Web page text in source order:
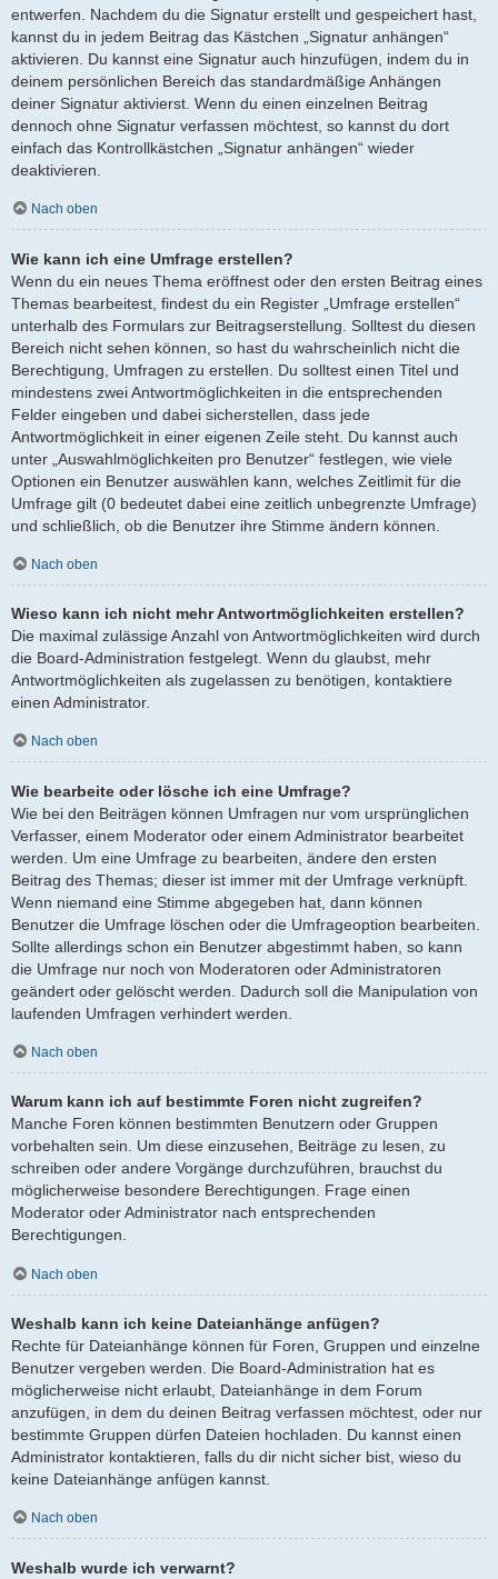
entwerfen. Nachdem du die Signatur erstellt und gespeichert hast,
kannst du in jedem Beitrag das Kästchen „Signatur anhängen“
aktivieren. Du kannst eine Signatur auch hinzufügen, indem du in
deinem persönlichen Bereich das standardmäßige Anhängen
deiner Signatur aktivierst. Wenn du einen einzelnen Beitrag
dennoch ohne Signatur verfassen möchtest, so kannst du dort
einfach das Kontrollkästchen „Signatur anhängen“ wieder
deaktivieren.
Nach oben
Wie kann ich eine Umfrage erstellen?
Wenn du ein neues Thema eröffnest oder den ersten Beitrag eines
Themas bearbeitest, findest du ein Register „Umfrage erstellen“
unterhalb des Formulars zur Beitragserstellung. Solltest du diesen
Bereich nicht sehen können, so hast du wahrscheinlich nicht die
Berechtigung, Umfragen zu erstellen. Du solltest einen Titel und
mindestens zwei Antwortmöglichkeiten in die entsprechenden
Felder eingeben und dabei sicherstellen, dass jede
Antwortmöglichkeit in einer eigenen Zeile steht. Du kannst auch
unter „Auswahlmöglichkeiten pro Benutzer“ festlegen, wie viele
Optionen ein Benutzer auswählen kann, welches Zeitlimit für die
Umfrage gilt (0 bedeutet dabei eine zeitlich unbegrenzte Umfrage)
und schließlich, ob die Benutzer ihre Stimme ändern können.
Nach oben
Wieso kann ich nicht mehr Antwortmöglichkeiten erstellen?
Die maximal zulässige Anzahl von Antwortmöglichkeiten wird durch
die Board-Administration festgelegt. Wenn du glaubst, mehr
Antwortmöglichkeiten als zugelassen zu benötigen, kontaktiere
einen Administrator.
Nach oben
Wie bearbeite oder lösche ich eine Umfrage?
Wie bei den Beiträgen können Umfragen nur vom ursprünglichen
Verfasser, einem Moderator oder einem Administrator bearbeitet
werden. Um eine Umfrage zu bearbeiten, ändere den ersten
Beitrag des Themas; dieser ist immer mit der Umfrage verknüpft.
Wenn niemand eine Stimme abgegeben hat, dann können
Benutzer die Umfrage löschen oder die Umfrageoption bearbeiten.
Sollte allerdings schon ein Benutzer abgestimmt haben, so kann
die Umfrage nur noch von Moderatoren oder Administratoren
geändert oder gelöscht werden. Dadurch soll die Manipulation von
laufenden Umfragen verhindert werden.
Nach oben
Warum kann ich auf bestimmte Foren nicht zugreifen?
Manche Foren können bestimmten Benutzern oder Gruppen
vorbehalten sein. Um diese einzusehen, Beiträge zu lesen, zu
schreiben oder andere Vorgänge durchzuführen, brauchst du
möglicherweise besondere Berechtigungen. Frage einen
Moderator oder Administrator nach entsprechenden
Berechtigungen.
Nach oben
Weshalb kann ich keine Dateianhänge anfügen?
Rechte für Dateianhänge können für Foren, Gruppen und einzelne
Benutzer vergeben werden. Die Board-Administration hat es
möglicherweise nicht erlaubt, Dateianhänge in dem Forum
anzufügen, in dem du deinen Beitrag verfassen möchtest, oder nur
bestimmte Gruppen dürfen Dateien hochladen. Du kannst einen
Administrator kontaktieren, falls du dir nicht sicher bist, wieso du
keine Dateianhänge anfügen kannst.
Nach oben
Weshalb wurde ich verwarnt?